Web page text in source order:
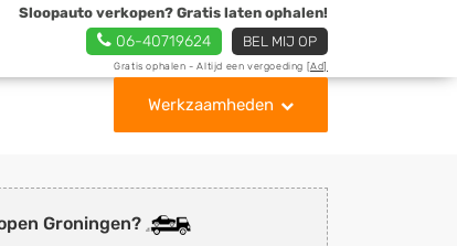
Sloopauto verkopen? Gratis laten ophalen!
06-40719624 BEL MIJ OP
Gratis ophalen - Altijd een vergoeding [Ad]
Werkzaamheden
Groningen?